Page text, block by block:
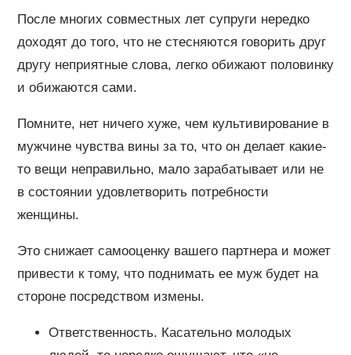
После многих совместных лет супруги нередко
доходят до того, что не стесняются говорить друг
другу неприятные слова, легко обижают половинку
и обижаются сами.
Помните, нет ничего хуже, чем культивирование в
мужчине чувства вины за то, что он делает какие-
то вещи неправильно, мало зарабатывает или не
в состоянии удовлетворить потребности
женщины.
Это снижает самооценку вашего партнера и может
привести к тому, что поднимать ее муж будет на
стороне посредством измены.
Ответственность. Касательно молодых